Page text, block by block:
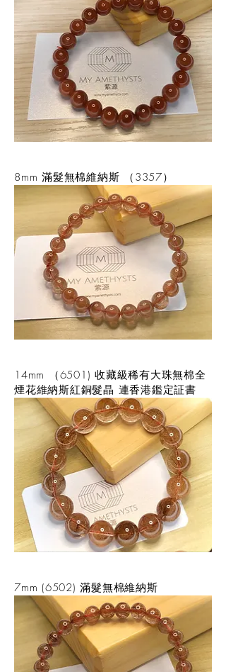
8mm 滿髮無棉維納斯 （3357）
14mm （6501) 收藏級稀有大珠無棉全
煙花維納斯紅銅髮晶 連香港鑑定証書
7mm (6502) 滿髮無棉維納斯